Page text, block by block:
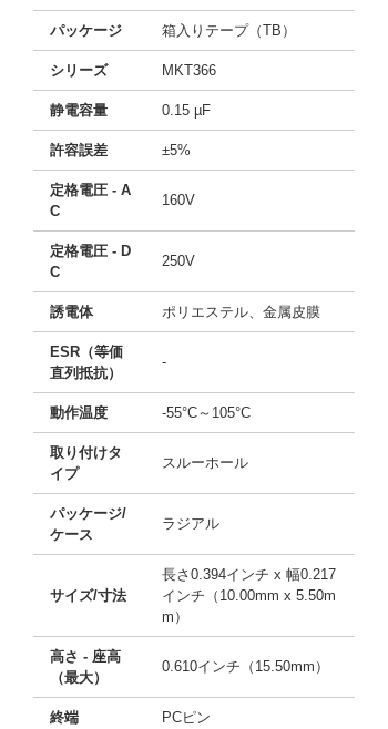
パッケージ 箱入りテープ（TB）
シリーズ MKT366
静電容量 0.15 µF
許容誤差 ±5%
定格電圧 - A
C
160V
定格電圧 - D
C
250V
誘電体 ポリエステル、金属皮膜
ESR（等価
直列抵抗）
-
動作温度 -55°C～105°C
取り付けタ
イプ
スルーホール
パッケージ/
ケース
ラジアル
サイズ/寸法
長さ0.394インチ x 幅0.217
インチ（10.00mm x 5.50m
m）
高さ - 座高
（最大）
0.610インチ（15.50mm）
終端 PCピン